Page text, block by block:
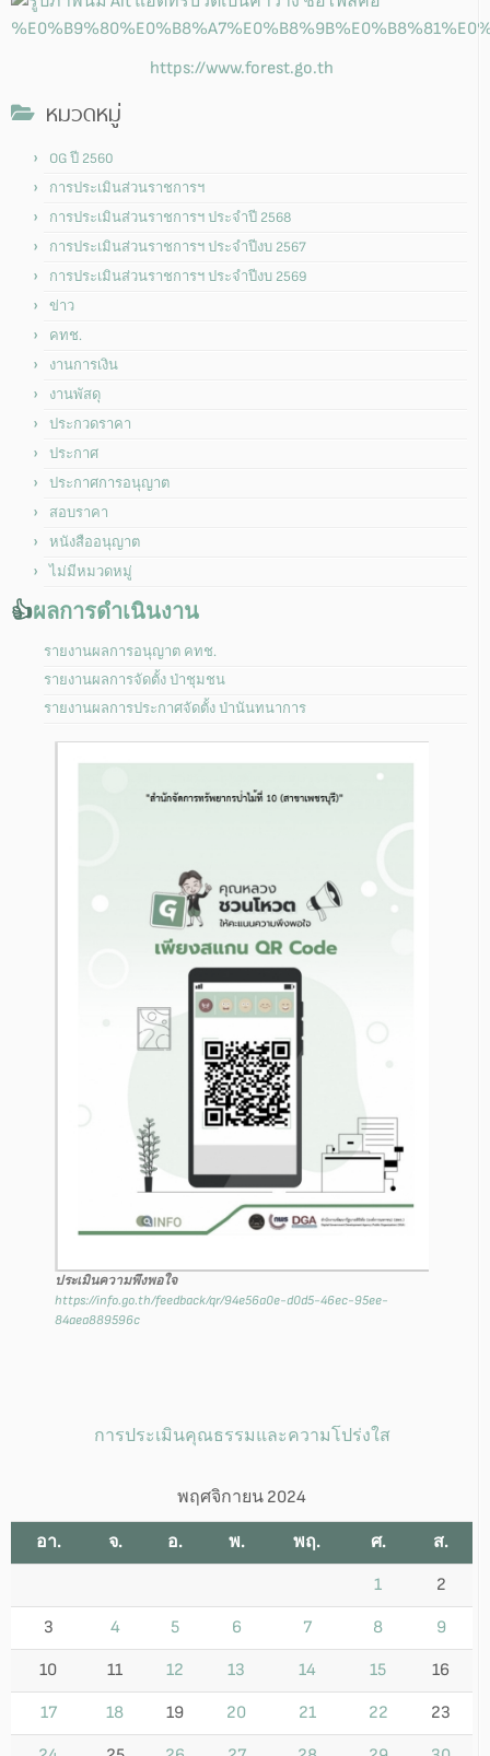
https://www.forest.go.th
หมวดหมู่
OG ปี 2560
การประเมินส่วนราชการฯ
การประเมินส่วนราชการฯ ประจำปี 2568
การประเมินส่วนราชการฯ ประจำปีงบ 2567
การประเมินส่วนราชการฯ ประจำปีงบ 2569
ข่าว
คทช.
งานการเงิน
งานพัสดุ
ประกวดราคา
ประกาศ
ประกาศการอนุญาต
สอบราคา
หนังสืออนุญาต
ไม่มีหมวดหมู่
👍ผลการดำเนินงาน
รายงานผลการอนุญาต คทช.
รายงานผลการจัดตั้ง ป่าชุมชน
รายงานผลการประกาศจัดตั้ง ป่านันทนาการ
ประเมินความพึงพอใจ
https://info.go.th/feedback/qr/94e56a0e-d0d5-46ec-95ee-
84aea889596c
การประเมินคุณธรรมและความโปร่งใส
พฤศจิกายน 2024
อา. จ. อ. พ. พฤ. ศ. ส.
1 2
3 4 5 6 7 8 9
10 11 12 13 14 15 16
17 18 19 20 21 22 23